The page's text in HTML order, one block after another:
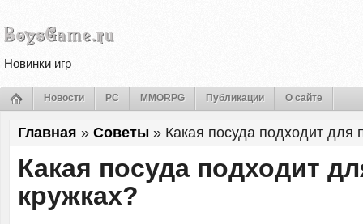
Новинки игр
Новости PC MMORPG Публикации О сайте
Главная » Советы » Какая посуда подходит для
Какая посуда подходит
кружках?